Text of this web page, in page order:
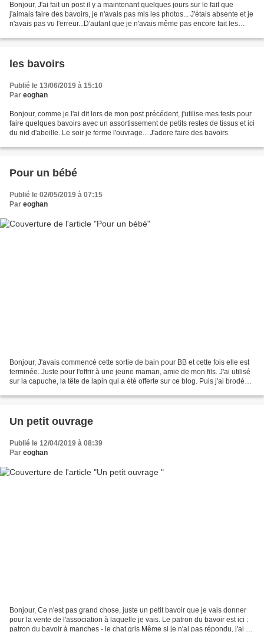
Bonjour, J'ai fait un post il y a maintenant quelques jours sur le fait que
j'aimais faire des bavoirs, je n'avais pas mis les photos... J'étais absente et je
n'avais pas vu l'erreur...D'autant que je n'avais même pas encore fait les
les bavoirs
Publié le 13/06/2019 à 15:10
Par eoghan
Bonjour, comme je l'ai dit lors de mon post précédent, j'utilise mes tests pour
faire quelques bavoirs avec un assortissement de petits restes de tissus et ici
du nid d'abeille. Le soir je ferme l'ouvrage... J'adore faire des bavoirs
Pour un bébé
Publié le 02/05/2019 à 07:15
Par eoghan
Bonjour, J'avais commencé cette sortie de bain pour BB et cette fois elle est
terminée. Juste pour l'offrir à une jeune maman, amie de mon fils. J'ai utilisé
sur la capuche, la tête de lapin qui a été offerte sur ce blog. Puis j'ai brodé
Un petit ouvrage
Publié le 12/04/2019 à 08:39
Par eoghan
Bonjour, Ce n'est pas grand chose, juste un petit bavoir que je vais donner
pour la vente de l'association à laquelle je vais. Le patron du bavoir est ici :
patron du bavoir à manches - le chat gris Même si je n'ai pas répondu, j'ai pu